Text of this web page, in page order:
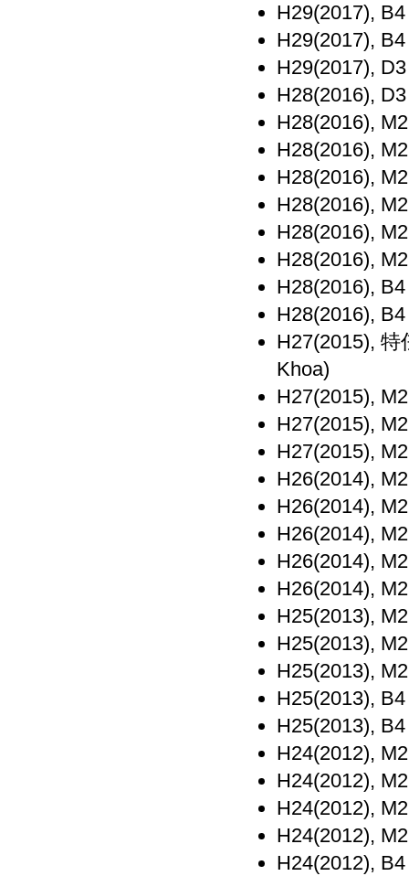
H29(2017),
H29(2017),
H29(2017),
H28(2016),
H28(2016),
H28(2016),
H28(2016),
H28(2016),
H28(2016),
H28(2016),
H28(2016),
H28(2016),
H27(2015),
Khoa)
H27(2015),
H27(2015),
H27(2015),
H26(2014),
H26(2014),
H26(2014),
H26(2014),
H26(2014),
H25(2013),
H25(2013),
H25(2013),
H25(2013),
H25(2013),
H24(2012),
H24(2012),
H24(2012),
H24(2012),
H24(2012),